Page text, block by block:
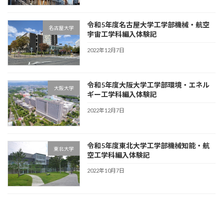
名古屋大学
令和5年度名古屋大学工学部機械・航空
宇宙工学科編入体験記
2022年12月7日
大阪大学
令和5年度大阪大学工学部環境・エネル
ギー工学科編入体験記
2022年12月7日
東北大学
令和5年度東北大学工学部機械知能・航
空工学科編入体験記
2022年10月7日